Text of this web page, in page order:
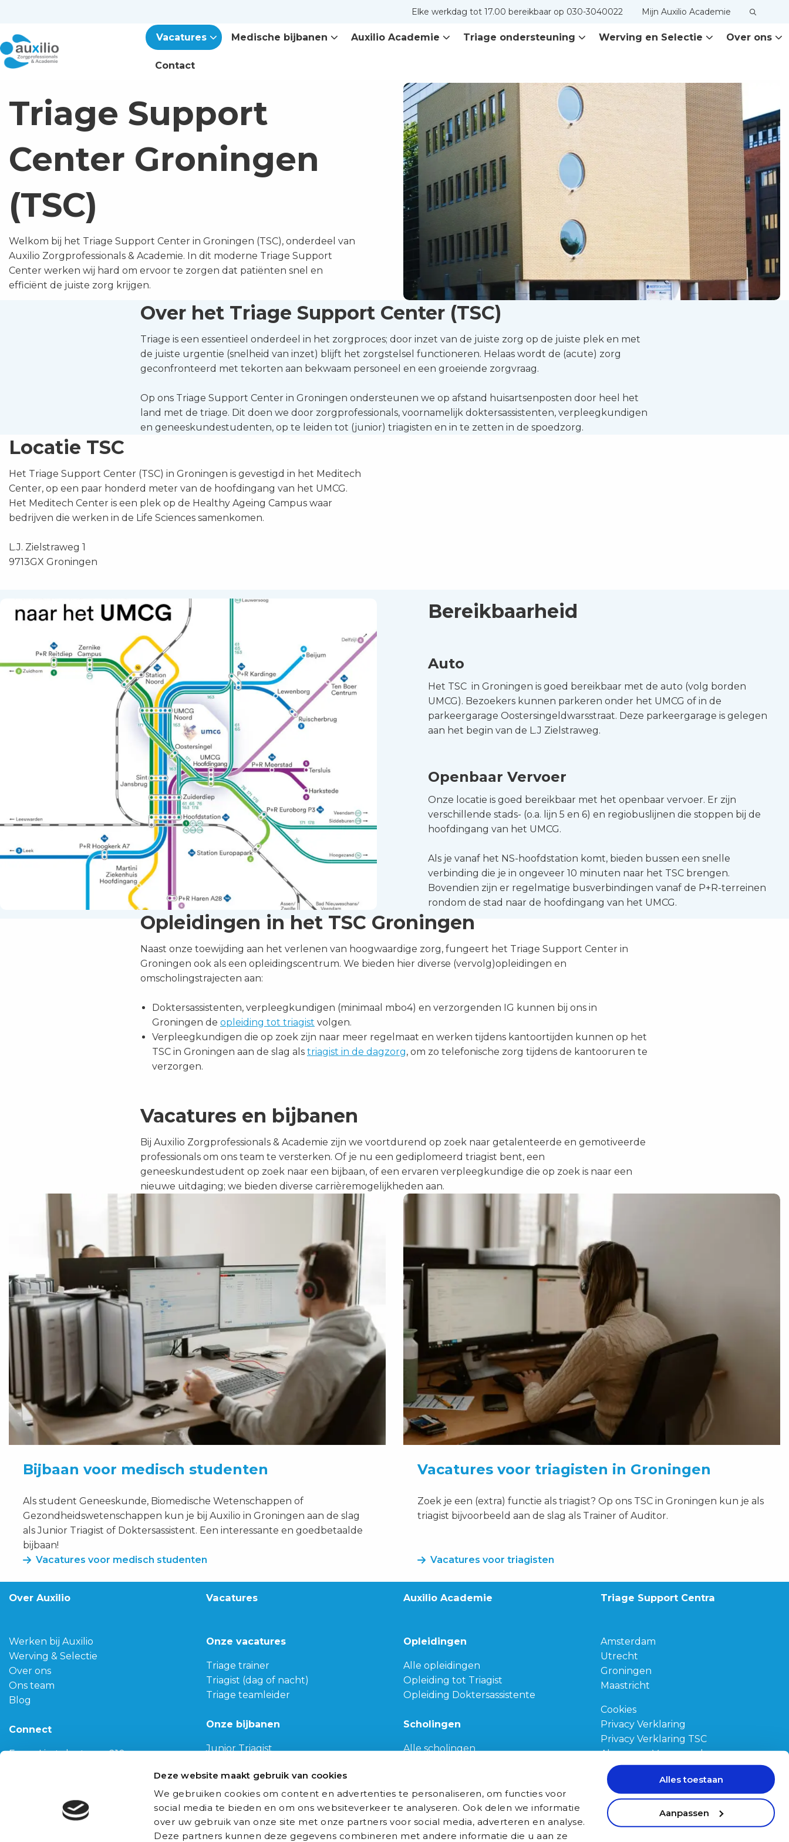
Deze website maakt gebruik van cookies
We gebruiken cookies om content en advertenties te personaliseren, om functies voor
social media te bieden en om ons websiteverkeer te analyseren. Ook delen we informatie
over uw gebruik van onze site met onze partners voor social media, adverteren en analyse.
Deze partners kunnen deze gegevens combineren met andere informatie die u aan ze
Alles toestaan
Aanpassen
Elke werkdag tot 17.00 bereikbaar op 030-3040022 Mijn Auxilio Academie
Vacatures Medische bijbanen Auxilio Academie Triage ondersteuning Werving en Selectie Over ons
Contact
Triage Support
Center Groningen
(TSC)
Welkom bij het Triage Support Center in Groningen (TSC), onderdeel van
Auxilio Zorgprofessionals & Academie. In dit moderne Triage Support
Center werken wij hard om ervoor te zorgen dat patiënten snel en
efficiënt de juiste zorg krijgen.
Over het Triage Support Center (TSC)
Triage is een essentieel onderdeel in het zorgproces; door inzet van de juiste zorg op de juiste plek en met
de juiste urgentie (snelheid van inzet) blijft het zorgstelsel functioneren. Helaas wordt de (acute) zorg
geconfronteerd met tekorten aan bekwaam personeel en een groeiende zorgvraag.
Op ons Triage Support Center in Groningen ondersteunen we op afstand huisartsenposten door heel het
land met de triage. Dit doen we door zorgprofessionals, voornamelijk doktersassistenten, verpleegkundigen
en geneeskundestudenten, op te leiden tot (junior) triagisten en in te zetten in de spoedzorg.
Locatie TSC
Het Triage Support Center (TSC) in Groningen is gevestigd in het Meditech
Center, op een paar honderd meter van de hoofdingang van het UMCG.
Het Meditech Center is een plek op de Healthy Ageing Campus waar
bedrijven die werken in de Life Sciences samenkomen.
L.J. Zielstraweg 1
9713GX Groningen
Bereikbaarheid
Auto
Het TSC in Groningen is goed bereikbaar met de auto (volg borden
UMCG). Bezoekers kunnen parkeren onder het UMCG of in de
parkeergarage Oostersingeldwarsstraat. Deze parkeergarage is gelegen
aan het begin van de L.J Zielstraweg.
Openbaar Vervoer
Onze locatie is goed bereikbaar met het openbaar vervoer. Er zijn
verschillende stads- (o.a. lijn 5 en 6) en regiobuslijnen die stoppen bij de
hoofdingang van het UMCG.
Als je vanaf het NS-hoofdstation komt, bieden bussen een snelle
verbinding die je in ongeveer 10 minuten naar het TSC brengen.
Bovendien zijn er regelmatige busverbindingen vanaf de P+R-terreinen
rondom de stad naar de hoofdingang van het UMCG.
Opleidingen in het TSC Groningen
Naast onze toewijding aan het verlenen van hoogwaardige zorg, fungeert het Triage Support Center in
Groningen ook als een opleidingscentrum. We bieden hier diverse (vervolg)opleidingen en
omscholingstrajecten aan:
Doktersassistenten, verpleegkundigen (minimaal mbo4) en verzorgenden IG kunnen bij ons in
Groningen de opleiding tot triagist volgen.
Verpleegkundigen die op zoek zijn naar meer regelmaat en werken tijdens kantoortijden kunnen op het
TSC in Groningen aan de slag als triagist in de dagzorg, om zo telefonische zorg tijdens de kantooruren te
verzorgen.
Vacatures en bijbanen
Bij Auxilio Zorgprofessionals & Academie zijn we voortdurend op zoek naar getalenteerde en gemotiveerde
professionals om ons team te versterken. Of je nu een gediplomeerd triagist bent, een
geneeskundestudent op zoek naar een bijbaan, of een ervaren verpleegkundige die op zoek is naar een
nieuwe uitdaging; we bieden diverse carrièremogelijkheden aan.
Bijbaan voor medisch studenten
Als student Geneeskunde, Biomedische Wetenschappen of
Gezondheidswetenschappen kun je bij Auxilio in Groningen aan de slag
als Junior Triagist of Doktersassistent. Een interessante en goedbetaalde
bijbaan!
Vacatures voor medisch studenten
studenten
Vacatures voor triagisten in Groningen
Zoek je een (extra) functie als triagist? Op ons TSC in Groningen kun je als
triagist bijvoorbeeld aan de slag als Trainer of Auditor.
Vacatures voor triagisten
Lees
triagisten
in
Groningen
Over Auxilio
Werken bij Auxilio
Werving & Selectie
Over ons
Ons team
Blog
Connect
Franz-Lisztplantsoen 210,
info@auxilio.nl
Bericht via WhatsApp
Vacatures
Onze vacatures
Triage trainer
Triagist (dag of nacht)
Triage teamleider
Onze bijbanen
Junior Triagist
Biomedische wetenschappen
Gezondheidswetenschappen
Auxilio Academie
Opleidingen
Alle opleidingen
Opleiding tot Triagist
Opleiding Doktersassistente
Scholingen
Alle scholingen
Populaire scholingen
Algemene scholingen
Triage Support Centra
Amsterdam
Utrecht
Groningen
Maastricht
Cookies
Privacy Verklaring
Privacy Verklaring TSC
Algemene Voorwaarden
Klachtenregeling
Opleiding via het UWV